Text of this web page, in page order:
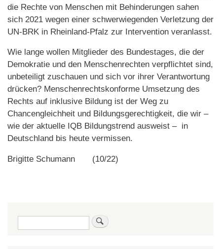
die Rechte von Menschen mit Behinderungen sahen
sich 2021 wegen einer schwerwiegenden Verletzung der
UN-BRK in Rheinland-Pfalz zur Intervention veranlasst.
Wie lange wollen Mitglieder des Bundestages, die der
Demokratie und den Menschenrechten verpflichtet sind,
unbeteiligt zuschauen und sich vor ihrer Verantwortung
drücken? Menschenrechtskonforme Umsetzung des
Rechts auf inklusive Bildung ist der Weg zu
Chancengleichheit und Bildungsgerechtigkeit, die wir –
wie der aktuelle IQB Bildungstrend ausweist – in
Deutschland bis heute vermissen.
Brigitte Schumann (10/22)